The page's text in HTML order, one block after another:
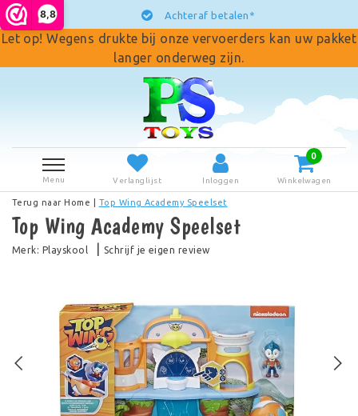
8,8 Achteraf betalen*
Let op! Wegens drukte bij onze vervoerders kan uw pakket
langer onderweg zijn.
Menu Verlanglijst Inloggen
0
Winkelwagen
Terug naar Home Top Wing Academy Speelset
Top Wing Academy Speelset
Merk: Playskool Schrijf je eigen review